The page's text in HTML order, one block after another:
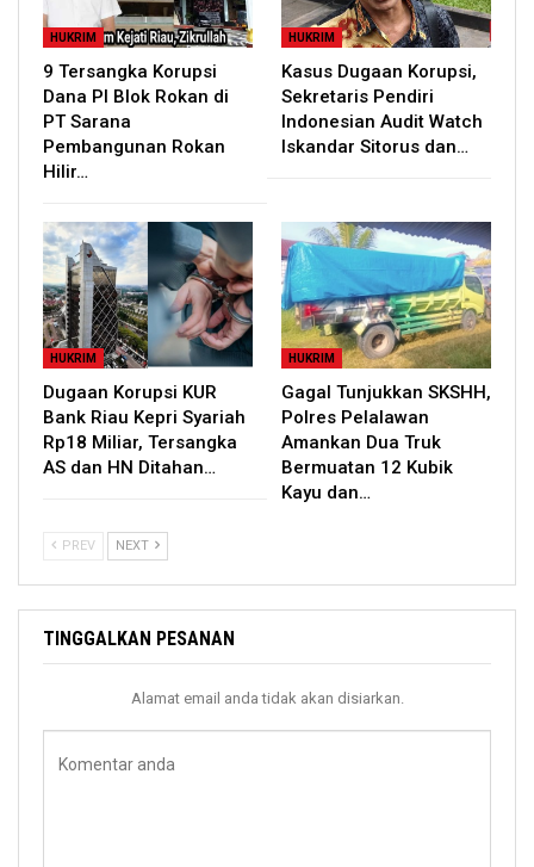
HUKRIM
9 Tersangka Korupsi
Dana PI Blok Rokan di
PT Sarana
Pembangunan Rokan
Hilir…
HUKRIM
Kasus Dugaan Korupsi,
Sekretaris Pendiri
Indonesian Audit Watch
Iskandar Sitorus dan…
HUKRIM
Dugaan Korupsi KUR
Bank Riau Kepri Syariah
Rp18 Miliar, Tersangka
AS dan HN Ditahan…
HUKRIM
Gagal Tunjukkan SKSHH,
Polres Pelalawan
Amankan Dua Truk
Bermuatan 12 Kubik
Kayu dan…
PREV NEXT
TINGGALKAN PESANAN
Alamat email anda tidak akan disiarkan.